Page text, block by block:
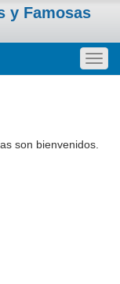
y Famosas
son bienvenidos.